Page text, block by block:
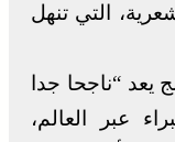
التي تنهل
يعد “ناجحا جدا
عبر العالم،